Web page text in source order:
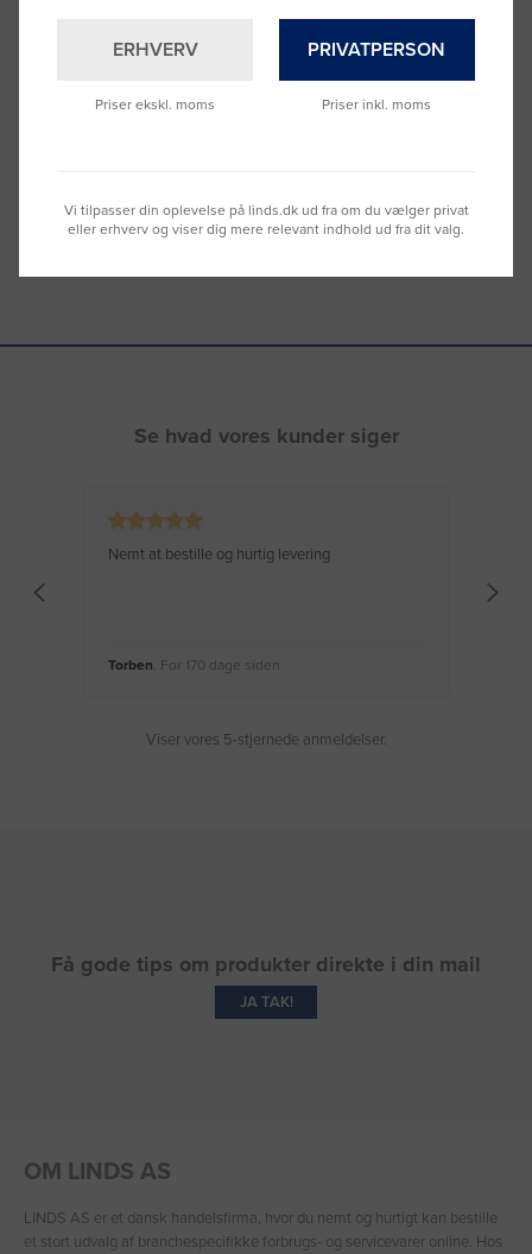
Brug for hjælp?
9992 0233
Vi sidder klar til at hjælpe dig.
Se hvad vores kunder siger
Nemt at bestille og hurtig levering
Torben , For 170 dage siden
Viser vores 5-stjernede anmeldelser.
Få gode tips om produkter direkte i din mail
JA TAK!
OM LINDS AS
LINDS AS er et dansk handelsfirma, hvor du nemt og hurtigt kan bestille
et stort udvalg af branchespecifikke forbrugs- og servicevarer online. Hos
ERHVERV
Priser ekskl. moms
PRIVATPERSON
Priser inkl. moms
Vi tilpasser din oplevelse på linds.dk ud fra om du vælger privat
eller erhverv og viser dig mere relevant indhold ud fra dit valg.